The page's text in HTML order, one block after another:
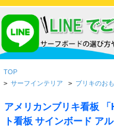
TOP
> サーフインテリア > ブリキのお
アメリカンブリキ看板
ト看板 サインボード ア